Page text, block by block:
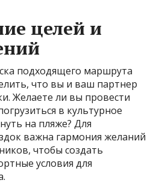
целей и
подходящего маршрута
что вы и ваш партнер
Желаете ли вы провести
в культурное
на пляже? Для
важна гармония желаний
чтобы создать
условия для